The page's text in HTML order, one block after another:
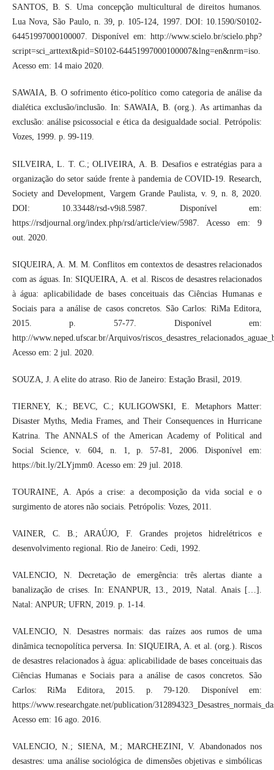
SANTOS, B. S. Uma concepção multicultural de direitos humanos.
Lua Nova, São Paulo, n. 39, p. 105-124, 1997. DOI: 10.1590/S0102-
64451997000100007. Disponível em: http://www.scielo.br/scielo.php?
script=sci_arttext&pid=S0102-64451997000100007&lng=en&nrm=iso.
Acesso em: 14 maio 2020.
SAWAIA, B. O sofrimento ético-político como categoria de análise da
dialética exclusão/inclusão. In: SAWAIA, B. (org.). As artimanhas da
exclusão: análise psicossocial e ética da desigualdade social. Petrópolis:
Vozes, 1999. p. 99-119.
SILVEIRA, L. T. C.; OLIVEIRA, A. B. Desafios e estratégias para a
organização do setor saúde frente à pandemia de COVID-19. Research,
Society and Development, Vargem Grande Paulista, v. 9, n. 8, 2020.
DOI: 10.33448/rsd-v9i8.5987. Disponível em:
https://rsdjournal.org/index.php/rsd/article/view/5987. Acesso em: 9
out. 2020.
SIQUEIRA, A. M. M. Conflitos em contextos de desastres relacionados
com as águas. In: SIQUEIRA, A. et al. Riscos de desastres relacionados
à água: aplicabilidade de bases conceituais das Ciências Humanas e
Sociais para a análise de casos concretos. São Carlos: RiMa Editora,
2015. p. 57-77. Disponível em:
http://www.neped.ufscar.br/Arquivos/
Acesso em: 2 jul. 2020.
SOUZA, J. A elite do atraso. Rio de Janeiro: Estação Brasil, 2019.
TIERNEY, K.; BEVC, C.; KULIGOWSKI, E. Metaphors Matter:
Disaster Myths, Media Frames, and Their Consequences in Hurricane
Katrina. The ANNALS of the American Academy of Political and
Social Science, v. 604, n. 1, p. 57-81, 2006. Disponível em:
https://bit.ly/2LYjmm0. Acesso em: 29 jul. 2018.
TOURAINE, A. Após a crise: a decomposição da vida social e o
surgimento de atores não sociais. Petrópolis: Vozes, 2011.
VAINER, C. B.; ARAÚJO, F. Grandes projetos hidrelétricos e
desenvolvimento regional. Rio de Janeiro: Cedi, 1992.
VALENCIO, N. Decretação de emergência: três alertas diante a
banalização de crises. In: ENANPUR, 13., 2019, Natal. Anais […].
Natal: ANPUR; UFRN, 2019. p. 1-14.
VALENCIO, N. Desastres normais: das raízes aos rumos de uma
dinâmica tecnopolítica perversa. In: SIQUEIRA, A. et al. (org.). Riscos
de desastres relacionados à água: aplicabilidade de bases conceituais das
Ciências Humanas e Sociais para a análise de casos concretos. São
Carlos: RiMa Editora, 2015. p. 79-120. Disponível em:
https://www.researchgate.net/publication/
Acesso em: 16 ago. 2016.
VALENCIO, N.; SIENA, M.; MARCHEZINI, V. Abandonados nos
desastres: uma análise sociológica de dimensões objetivas e simbólicas